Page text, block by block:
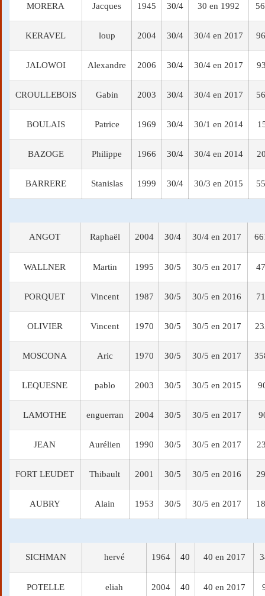
MORERA Jacques 1945 30/4 30 en 1992
KERAVEL loup 2004 30/4 30/4 en 2017
JALOWOI Alexandre 2006 30/4 30/4 en 2017
CROULLEBOIS Gabin 2003 30/4 30/4 en 2017
BOULAIS Patrice 1969 30/4 30/1 en 2014
BAZOGE Philippe 1966 30/4 30/4 en 2014
BARRERE Stanislas 1999 30/4 30/3 en 2015
ANGOT Raphaël 2004 30/4 30/4 en 2017
WALLNER Martin 1995 30/5 30/5 en 2017
PORQUET Vincent 1987 30/5 30/5 en 2016
OLIVIER Vincent 1970 30/5 30/5 en 2017
MOSCONA Aric 1970 30/5 30/5 en 2017
LEQUESNE pablo 2003 30/5 30/5 en 2015
LAMOTHE enguerran 2004 30/5 30/5 en 2017
JEAN Aurélien 1990 30/5 30/5 en 2017
FORT LEUDET Thibault 2001 30/5 30/5 en 2016
AUBRY Alain 1953 30/5 30/5 en 2017
SICHMAN hervé 1964 40 40 en 2017
POTELLE eliah 2004 40 40 en 2017